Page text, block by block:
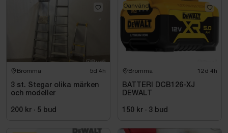
Bromma 5d 4h
3 st. Stegar olika märken
och modeller
200 kr · 5 bud
Bromma 12d 4h
BATTERI DCB126-XJ
DEWALT
150 kr · 3 bud
Oanvänd